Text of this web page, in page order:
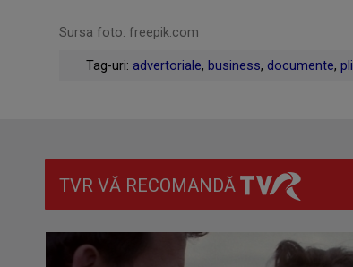
Sursa foto: freepik.com
Tag-uri: advertoriale, business, documente,
TVR VĂ RECOMANDĂ